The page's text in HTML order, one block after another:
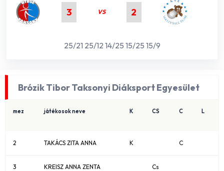
3 VS 2
25/21 25/12 14/25 15/25 15/9
Brózik Tibor Taksonyi Diáksport Egyesület
mez játékosok neve K CS C L
2 TAKÁCS ZITA ANNA K C
3 KREISZ ANNA ZENTA Cs